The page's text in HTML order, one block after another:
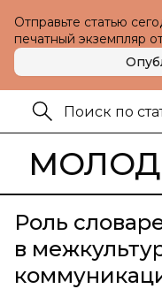
Отправьте статью
печатный экземпляр
Роль
в